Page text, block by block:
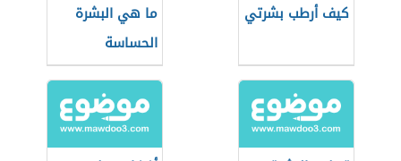
كيف أرطب بشرتي
ما هي البشرة
الحساسة